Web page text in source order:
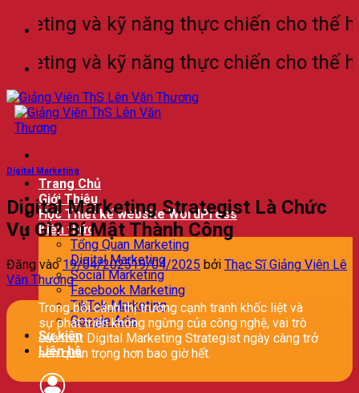
qua
dung
và kỹ năng thực chiến cho thế hệ
và kỹ năng thực chiến cho thế hệ
Trang Chủ
Giới Thiệu
Học Thiết kế website WordPress
Kiến thức
Tổng Quan Marketing
Digital Marketing
Social Marketing
Facebook Marketing
TikTok Marketing
Google Ads
Sự kiện
Liên hệ
Digital Marketing
Digital Marketing Strategist Là Chức
Vụ Gì? Bí Mật Thành Công
Đăng vào19/04/202519/04/2025 bởi Thạc Sĩ Giảng Viên Lê
Văn Thương
Trong bối cảnh thị trường cạnh tranh khốc liệt và
sự phát triển không ngừng của công nghệ, vai trò
của một Digital Marketing Strategist ngày càng trở
nên quan trọng hơn bao giờ hết.